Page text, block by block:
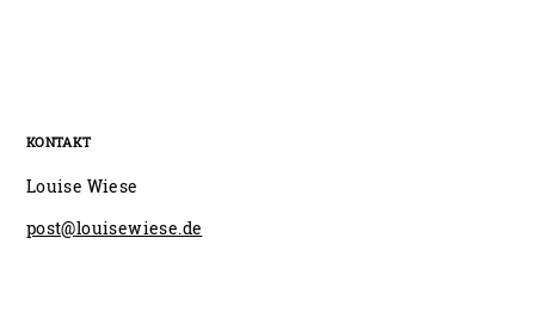
KONTAKT
Louise Wiese
post@louisewiese.de